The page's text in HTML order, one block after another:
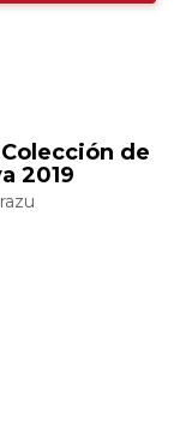
de
2019